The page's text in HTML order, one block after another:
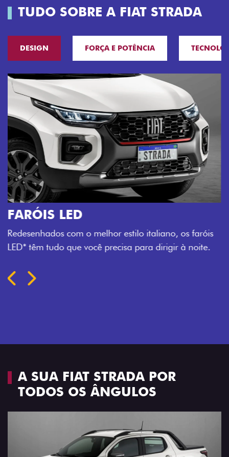
TUDO SOBRE A FIAT STRADA
DESIGN FORÇA E POTÊNCIA
O VERDADEIRO 5 LUGARES E 4
PORTAS
Todo mundo pode viajar confortável na Fiat Strada,
A SUA FIAT STRADA POR
TODOS OS ÂNGULOS